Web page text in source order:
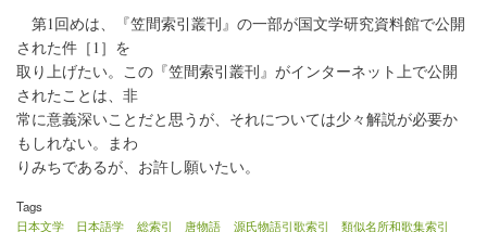
第1回めは、『笠間索引叢刊』の一部が国文学研究資料館で公開
された件［1］を
取り上げたい。この『笠間索引叢刊』がインターネット上で公開
されたことは、非
常に意義深いことだと思うが、それについては少々解説が必要か
もしれない。まわ
りみちであるが、お許し願いたい。
Tags
日本文学
日本語学 総索引 唐物語 源氏物語引歌索引
類似名所和歌集索引